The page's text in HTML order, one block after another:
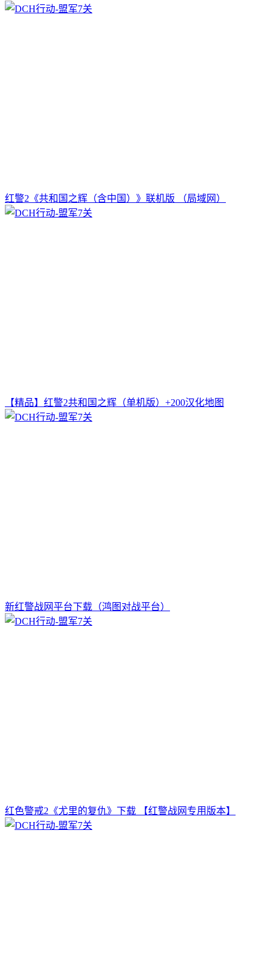
红警2《共和国之辉（含中国）》联机版 （局域网）
【精品】红警2共和国之辉（单机版）+200汉化地图
新红警战网平台下载（鸿图对战平台）
红色警戒2《尤里的复仇》下载 【红警战网专用版本】